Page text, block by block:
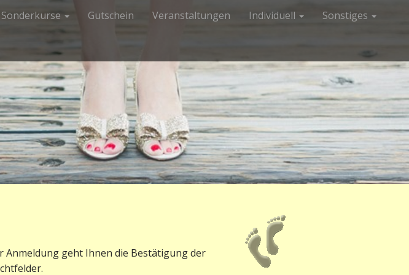
Sonderkurse Gutschein Veranstaltungen Individuell Sonstiges
Anmeldung geht Ihnen die Bestätigung der